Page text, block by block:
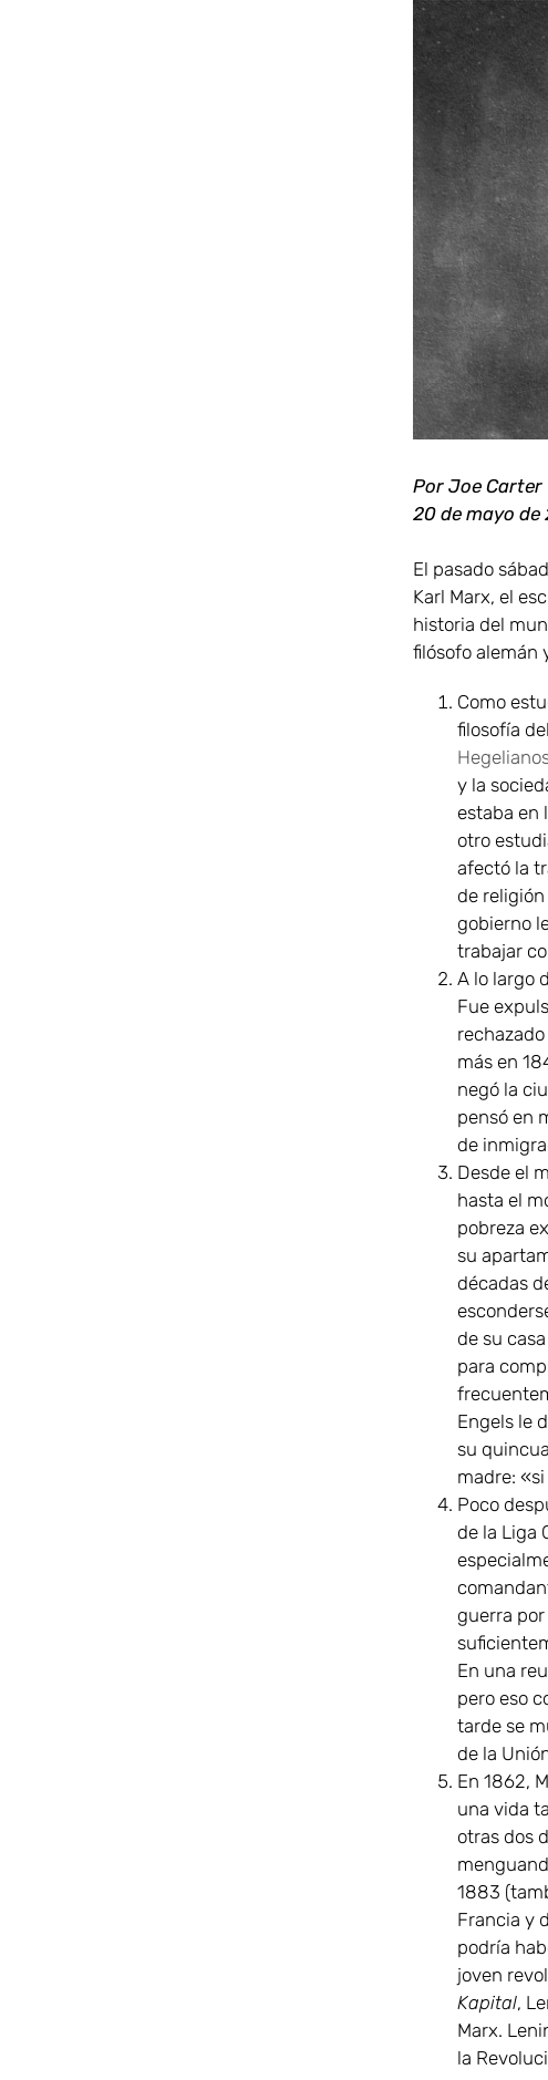
Ver
imagen
más
Por Joe Carter
20 de mayo de
El pasado
Karl Marx, el
historia del
filósofo alemán
Como
filosofía
y la
estaba en
otro
afectó la
de
gobierno
trabajar
A lo largo
Fue
más en
negó la
pensó en
de
Desde el
hasta el
pobreza
su
décadas
de su
para
Engels le
su
madre:
Poco
de la Liga
guerra
En una
pero eso
tarde se
de la
En 1862,
una vida
otras dos
1883
Francia y
podría
joven
Kapital,
Marx.
la